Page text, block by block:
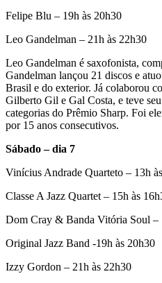
Felipe Blu – 19h às 20h30
Leo Gandelman – 21h às 22h30
Leo Gandelman é saxofonista,
Gandelman lançou 21 discos e
Brasil e do exterior. Já colaborou
Gilberto Gil e Gal Costa, e teve
categorias do Prêmio Sharp. Foi
por 15 anos consecutivos.
Sábado – dia 7
Vinícius Andrade Quarteto – 13h
Classe A Jazz Quartet – 15h às
Dom Cray & Banda Vitória Soul –
Original Jazz Band -19h às 20h30
Izzy Gordon – 21h às 22h30